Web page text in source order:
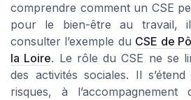
comprendre comment un CSE
pour le bien-être au travail,
consulter l’exemple du CSE de
la Loire. Le rôle du CSE ne se
des activités sociales. Il
risques, à